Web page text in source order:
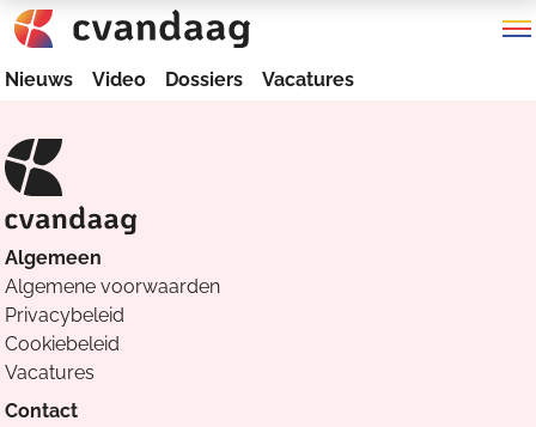
Nieuws Video Dossiers Vacatures
Algemeen
Algemene voorwaarden
Privacybeleid
Cookiebeleid
Vacatures
Contact